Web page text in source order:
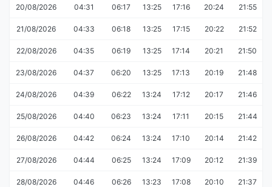
20/08/2026 04:31 06:17 13:25 17:16 20:24 21:55
21/08/2026 04:33 06:18 13:25 17:15 20:22 21:52
22/08/2026 04:35 06:19 13:25 17:14 20:21 21:50
23/08/2026 04:37 06:20 13:25 17:13 20:19 21:48
24/08/2026 04:39 06:22 13:24 17:12 20:17 21:46
25/08/2026 04:40 06:23 13:24 17:11 20:15 21:44
26/08/2026 04:42 06:24 13:24 17:10 20:14 21:42
27/08/2026 04:44 06:25 13:24 17:09 20:12 21:39
28/08/2026 04:46 06:26 13:23 17:08 20:10 21:37